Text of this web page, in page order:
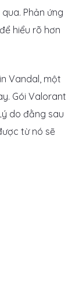
Phản ứng
hiểu rõ hơn
Vandal, một
Gói Valorant
do đằng sau
từ nó sẽ